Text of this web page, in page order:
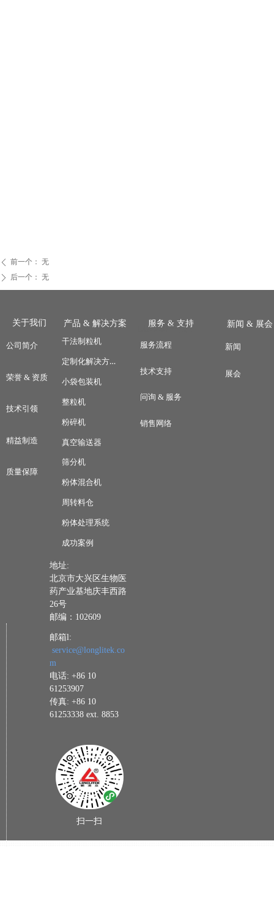
ꄴ 前一个： 无
ꄲ 后一个： 无
关于我们
公司简介
荣誉 & 资质
技术引领
精益制造
质量保障
产品 & 解决方案
新闻
展会
干法制粒机
定制化解决方案
小袋包装机
整粒机
粉碎机
真空输送器
筛分机
粉体混合机
周转料仓
粉体处理系统
成功案例
服务 & 支持
服务流程
技术支持
问询 & 服务
销售网络
新闻 & 展会
地址:
北京市大兴区生物医
药产业基地庆丰西路
26号
邮编：102609
邮箱l:
service@longlitek.co
m
电话: +86 10
61253907
传真: +86 10
61253338 ext. 8853
扫一扫
LGC200 干法制粒机